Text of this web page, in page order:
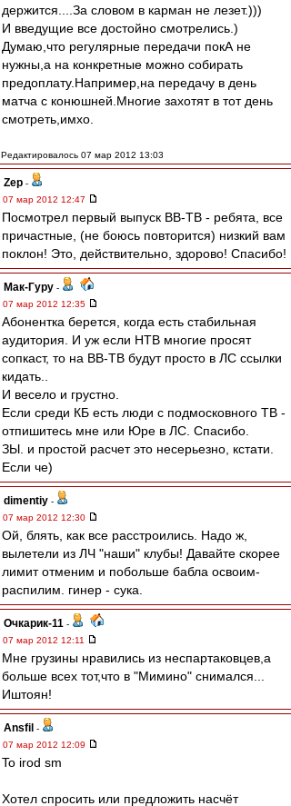
держится....За словом в карман не лезет.)))
И введущие все достойно смотрелись.)
Думаю,что регулярные передачи покА не
нужны,а на конкретные можно собирать
предоплату.Например,на передачу в день
матча с конюшней.Многие захотят в тот день
смотреть,имхо.
Редактировалось 07 мар 2012 13:03
Zep -
07 мар 2012 12:47
Посмотрел первый выпуск ВВ-ТВ - ребята, все
причастные, (не боюсь повторится) низкий вам
поклон! Это, действительно, здорово! Спасибо!
Мак-Гуру -
07 мар 2012 12:35
Абонентка берется, когда есть стабильная
аудитория. И уж если НТВ многие просят
сопкаст, то на ВВ-ТВ будут просто в ЛС ссылки
кидать..
И весело и грустно.
Если среди КБ есть люди с подмосковного ТВ -
отпишитесь мне или Юре в ЛС. Спасибо.
ЗЫ. и простой расчет это несерьезно, кстати.
Если че)
dimentiy -
07 мар 2012 12:30
Ой, блять, как все расстроились. Надо ж,
вылетели из ЛЧ "наши" клубы! Давайте скорее
лимит отменим и побольше бабла освоим-
распилим. гинер - сука.
Очкарик-11 -
07 мар 2012 12:11
Мне грузины нравились из неспартаковцев,а
больше всех тот,что в "Мимино" снимался...
Иштоян!
Ansfil -
07 мар 2012 12:09
To irod sm
Хотел спросить или предложить насчёт